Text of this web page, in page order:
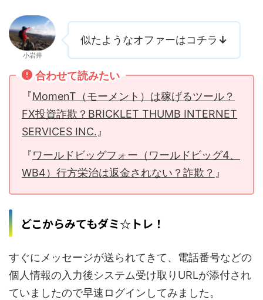
小岩井
似たようなオファーはコチラ ↓
合わせて読みたい
『MomenT（モーメント）は稼げるツール？
FX投資詐欺？BRICKLET THUMB INTERNET
SERVICES INC. 』
『ワールドビッグフォー（ワールドビッグ4、
WB4）行方栄治は返金されない？詐欺？ 』
どこからみてもダミ☆トレ！
すぐにメッセージが送られてきて、電話番号などの
個人情報の入力後システム受け取りURLが添付され
ていましたので早速ログインしてみました。